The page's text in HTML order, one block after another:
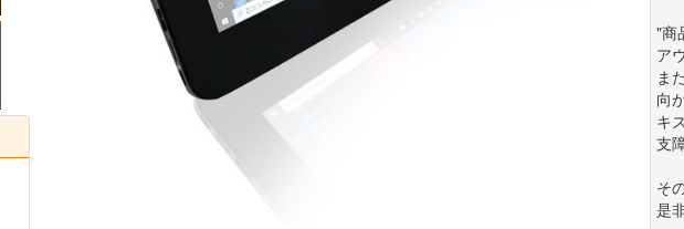
"商
ア
ま
向
キ
支
そ
是